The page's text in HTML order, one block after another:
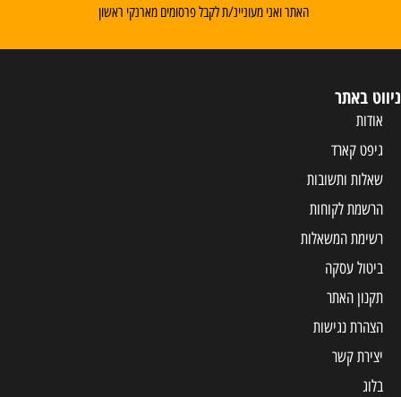
האתר ואני מעוניינ/ת לקבל פרסומים מארנקי ראשון
ניווט באתר
אודות
גיפט קארד
שאלות ותשובות
הרשמת לקוחות
רשימת המשאלות
ביטול עסקה
תקנון האתר
הצהרת נגישות
יצירת קשר
בלוג